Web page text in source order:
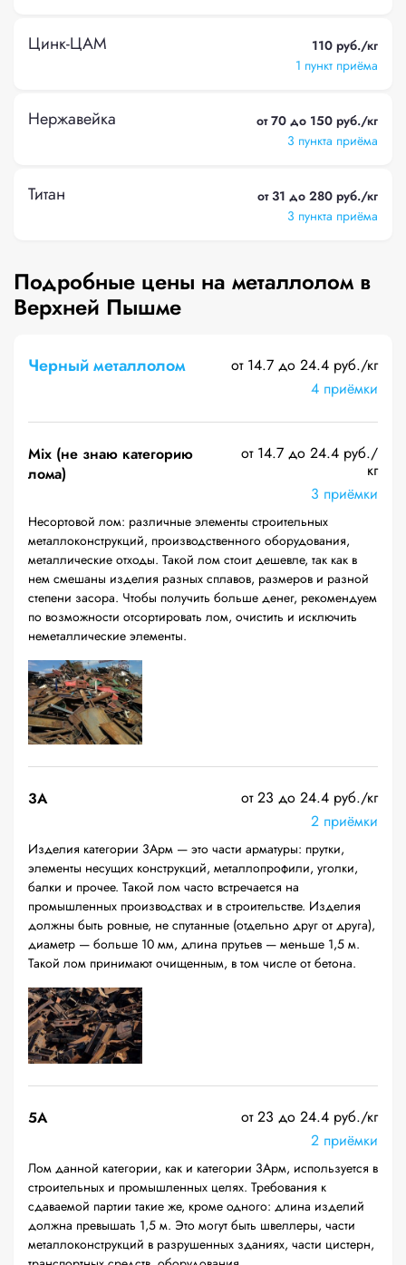
Цинк-ЦАМ
110 руб./кг
1 пункт приёма
Нержавейка
от 70 до 150 руб./кг
3 пункта приёма
Титан
от 31 до 280 руб./кг
3 пункта приёма
Подробные цены на металлолом в
Верхней Пышме
Черный металлолом
от 14.7 до 24.4 руб./кг
4 приёмки
Mix (не знаю категорию
лома)
от 14.7 до 24.4 руб./
кг
3 приёмки
Несортовой лом: различные элементы строительных
металлоконструкций, производственного оборудования,
металлические отходы. Такой лом стоит дешевле, так как в
нем смешаны изделия разных сплавов, размеров и разной
степени засора. Чтобы получить больше денег, рекомендуем
по возможности отсортировать лом, очистить и исключить
неметаллические элементы.
3А
от 23 до 24.4 руб./кг
2 приёмки
Изделия категории 3Арм — это части арматуры: прутки,
элементы несущих конструкций, металлопрофили, уголки,
балки и прочее. Такой лом часто встречается на
промышленных производствах и в строительстве. Изделия
должны быть ровные, не спутанные (отдельно друг от друга),
диаметр — больше 10 мм, длина прутьев — меньше 1,5 м.
Такой лом принимают очищенным, в том числе от бетона.
5А
от 23 до 24.4 руб./кг
2 приёмки
Лом данной категории, как и категории 3Арм, используется в
строительных и промышленных целях. Требования к
сдаваемой партии такие же, кроме одного: длина изделий
должна превышать 1,5 м. Это могут быть швеллеры, части
металлоконструкций в разрушенных зданиях, части цистерн,